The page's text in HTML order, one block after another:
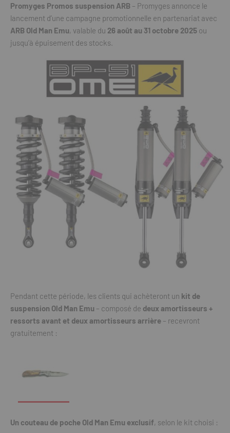
Promyges Promos suspension ARB – Promyges annonce le
lancement d’une campagne promotionnelle en partenariat avec
ARB Old Man Emu, valable du 26 août au 31 octobre 2025 ou
jusqu’à épuisement des stocks.
Pendant cette période, les clients qui achèteront un kit de
suspension Old Man Emu – composé de deux amortisseurs +
ressorts avant et deux amortisseurs arrière – recevront
gratuitement :
Un couteau de poche Old Man Emu exclusif, selon le kit choisi :